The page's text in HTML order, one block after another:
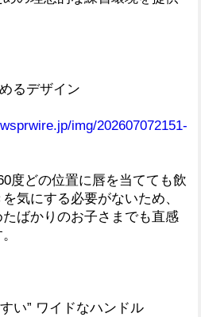
るデザイン
img/202607072151-
度どの位置に唇を当てても飲
気にする必要がないため、
ばかりのお子さまでも直感
い” ワイドなハンドル